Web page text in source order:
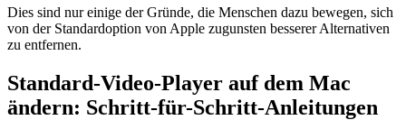
Dies sind nur einige der Gründe, die Menschen dazu bewegen, sich
von der Standardoption von Apple zugunsten besserer Alternativen
zu entfernen.
Standard-Video-Player auf dem Mac
ändern: Schritt-für-Schritt-Anleitungen